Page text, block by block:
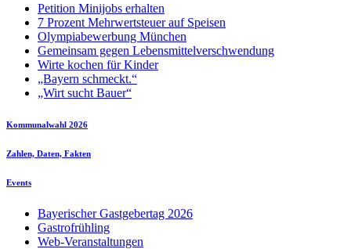
Petition Minijobs erhalten
7 Prozent Mehrwertsteuer auf Speisen
Olympiabewerbung München
Gemeinsam gegen Lebensmittelverschwendung
Wirte kochen für Kinder
„Bayern schmeckt.“
„Wirt sucht Bauer“
Kommunalwahl 2026
Zahlen, Daten, Fakten
Events
Bayerischer Gastgebertag 2026
Gastrofrühling
Web-Veranstaltungen